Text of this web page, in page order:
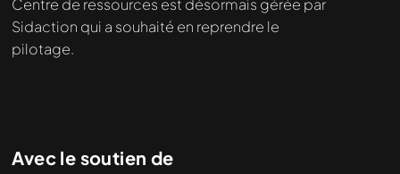
Centre de ressources est désormais gérée par
Sidaction qui a souhaité en reprendre le
pilotage.
Avec le soutien de